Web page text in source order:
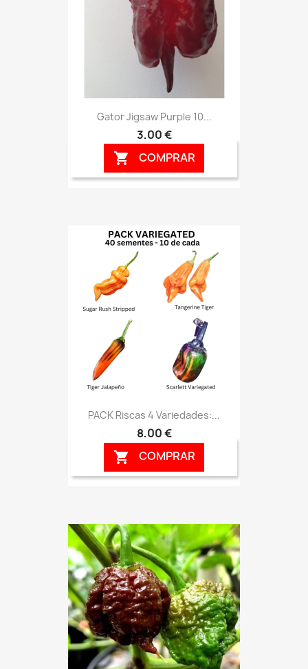
Gator Jigsaw Purple 10...
3,00 €
 COMPRAR
PACK Riscas 4 Variedades:...
8,00 €
 COMPRAR